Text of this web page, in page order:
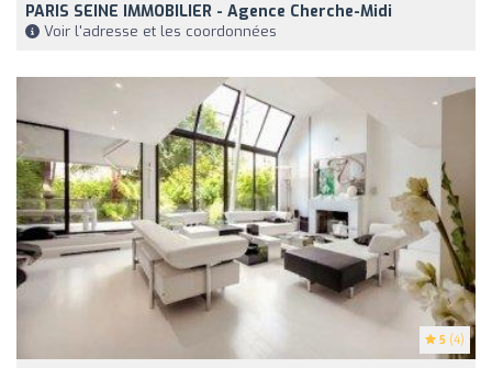
PARIS SEINE IMMOBILIER - Agence Cherche-Midi
Voir l'adresse et les coordonnées
5 (4)